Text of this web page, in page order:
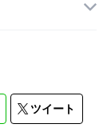
ツイート